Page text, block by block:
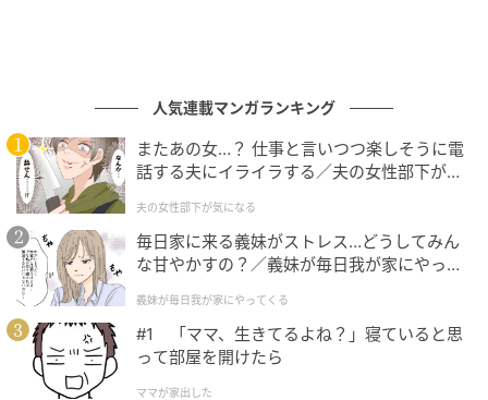
ウーマンエキサイト
人気連載マンガランキング
またあの女…？ 仕事と言いつつ楽しそうに電
話する夫にイライラする／夫の女性部下が気
夫の女性部下が気になる
毎日家に来る義妹がストレス…どうしてみん
な甘やかすの？／義妹が毎日我が家にやって
が】
義妹が毎日我が家にやってくる
#1 「ママ、生きてるよね？」寝ていると思
って部屋を開けたら
ママが家出した